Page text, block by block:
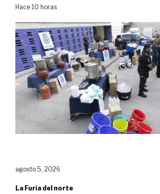
Hace 10 horas
agosto 5, 2026
La Furia del norte